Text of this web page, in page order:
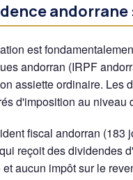
est
andorran (IRPF
assiette ordinaire. Les
d'imposition au niveau
fiscal andorran (183
reçoit des dividendes
et aucun impôt sur le